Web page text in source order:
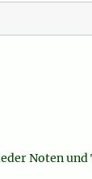
Noten und